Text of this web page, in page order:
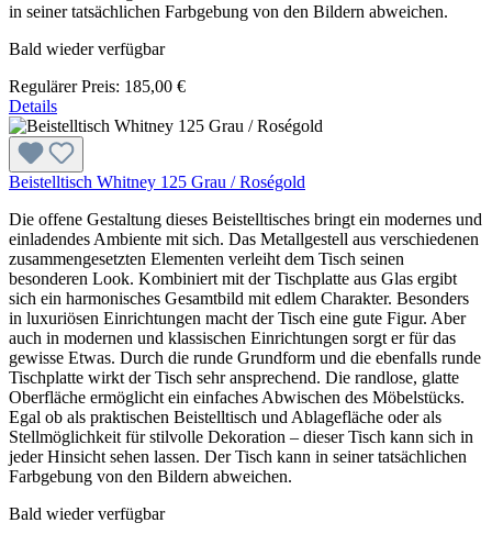
in seiner tatsächlichen Farbgebung von den Bildern abweichen.
Bald wieder verfügbar
Regulärer Preis: 185,00 €
Details
Beistelltisch Whitney 125 Grau / Roségold
Die offene Gestaltung dieses Beistelltisches bringt ein modernes und
einladendes Ambiente mit sich. Das Metallgestell aus verschiedenen
zusammengesetzten Elementen verleiht dem Tisch seinen
besonderen Look. Kombiniert mit der Tischplatte aus Glas ergibt
sich ein harmonisches Gesamtbild mit edlem Charakter. Besonders
in luxuriösen Einrichtungen macht der Tisch eine gute Figur. Aber
auch in modernen und klassischen Einrichtungen sorgt er für das
gewisse Etwas. Durch die runde Grundform und die ebenfalls runde
Tischplatte wirkt der Tisch sehr ansprechend. Die randlose, glatte
Oberfläche ermöglicht ein einfaches Abwischen des Möbelstücks.
Egal ob als praktischen Beistelltisch und Ablagefläche oder als
Stellmöglichkeit für stilvolle Dekoration – dieser Tisch kann sich in
jeder Hinsicht sehen lassen. Der Tisch kann in seiner tatsächlichen
Farbgebung von den Bildern abweichen.
Bald wieder verfügbar